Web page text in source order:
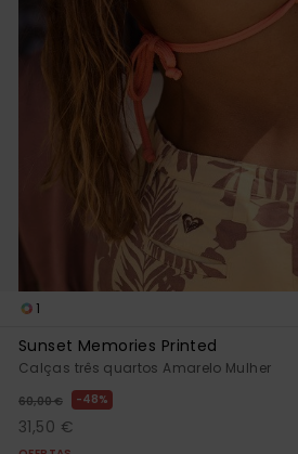
1
Sunset Memories Printed
Calças três quartos Amarelo Mulher
60,00 € 48%
31,50 €